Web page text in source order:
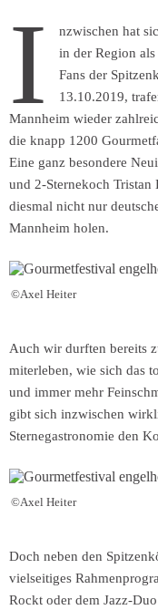
I
nzwischen hat
in der Region
Fans der
13.10.2019,
Mannheim wieder
die knapp 1200
Eine ganz besondere
und 2-Sternekoch Tristan
diesmal nicht nur
Mannheim holen.
©Axel Heiter
Auch wir durften bereits
miterleben, wie sich das
und immer mehr
gibt sich inzwischen
Sternegastronomie den
©Axel Heiter
Doch neben den
vielseitiges
Rockt oder dem Jazz-